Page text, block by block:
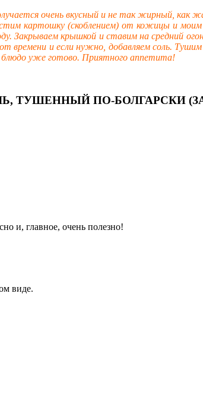
очень вкусный и не так жирный, как
картошку (скоблением) от кожицы и
Закрываем крышкой и ставим на средний
времени и если нужно, добавляем соль.
блюдо уже готово. Приятного аппетита!
ТУШЕННЫЙ ПО-БОЛГАРСКИ
и, главное, очень полезно!
виде.